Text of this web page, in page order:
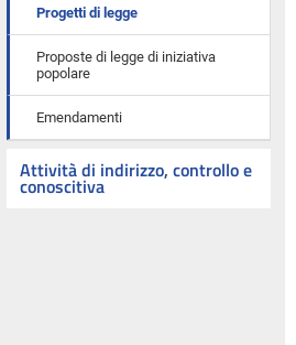
Progetti di legge
Proposte di legge di iniziativa
popolare
Emendamenti
Attività di indirizzo, controllo e
conoscitiva